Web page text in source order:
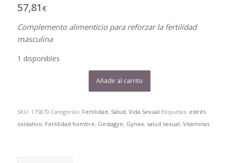
57,81 €
Complemento alimenticio para reforzar la fertilidad
masculina
1 disponibles
Añadir al carrito
SKU: 175870 Categorías: Fertilidad, Salud, Vida Sexual Etiquetas: estrés
oxidativo, Fertilidad hombre, Gestagyn, Gynea, salud sexual, Vitaminas